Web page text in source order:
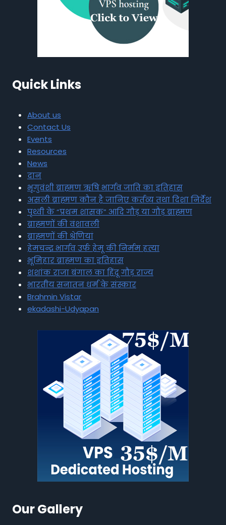
Quick Links
About us
Contact Us
Events
Resources
News
दान
भृगुवंशी ब्राह्मण ऋषि भार्गव जाति का इतिहास
असली ब्राह्मण कौन है जानिए कर्तव्य तथा दिशा निर्देश
पृथ्वी के “प्रथम शासक” आदि गौड़ या गौड़ ब्राह्मण
ब्राह्मणों की वंशावली
ब्राह्मणों की श्रेणियां
हेमचन्द्र भार्गव उर्फ हेमू की निर्मम हत्या
भूमिहार ब्राह्मण का इतिहास
शशांक राजा बंगाल का हिंदू गौड़ राज्य
भारतीय सनातन धर्म के संस्कार
Brahmin Vistar
ekadashi-Udyapan
Our Gallery